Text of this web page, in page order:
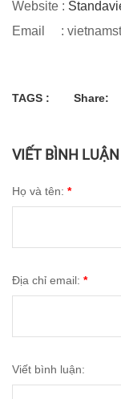
Website :
Email :
TAGS : Share:
VIẾT BÌNH
Họ và tên: *
Địa chỉ email: *
Viết bình luận: